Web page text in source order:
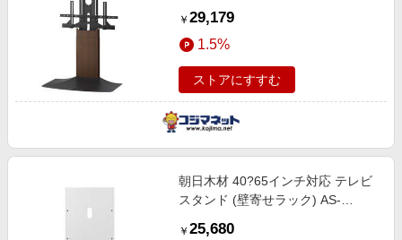
F820-DB
￥ 29,179
1.5%
ストアにすすむ
朝日木材 40?65インチ対応 テレビ
スタンド (壁寄せラック) AS-
￥ 25,680